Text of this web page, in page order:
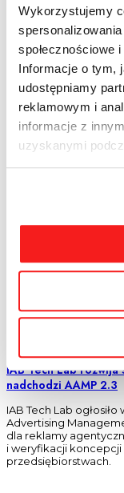
Wykorzystujemy
społecznościowe
Informacje o tym,
udostępniamy
reklamowym i
informacje z
uzyskanymi
SEOFLY dołącza do
Od lipca 2026 roku
dołącza SEOFLY –
wspierająca firmy w
klientów oraz
IAB Tech Lab
nadchodzi AAMP 2.3
IAB Tech Lab
Advertising
dla reklamy
i weryfikacji
przedsiębiorstwach.